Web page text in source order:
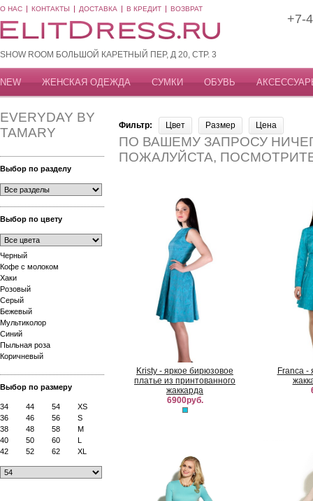
О НАС КОНТАКТЫ ДОСТАВКА В КРЕДИТ ВОЗВРАТ
SHOW ROOM БОЛЬШОЙ КАРЕТНЫЙ ПЕР, Д 20, СТР. 3
+7-
NEW ЖЕНСКАЯ ОДЕЖДА СУМКИ ОБУВЬ
EVERYDAY BY
TAMARY
Выбор по разделу
Выбор по цвету
Черный
Кофе с молоком
Хаки
Розовый
Серый
Бежевый
Мультиколор
Синий
Пыльная роза
Коричневый
Выбор по размеру
34 44 54
XS
36
46 56
S
38
48 58
M
40
50 60
L
42
52 62 XL
Фильтр: Цвет Размер Цена
ПО ВАШЕМУ ЗАПРОСУ
ПОЖАЛУЙСТА,
Kristy - яркое бирюзовое
платье из принтованного
жаккарда
6900руб.
Franca -